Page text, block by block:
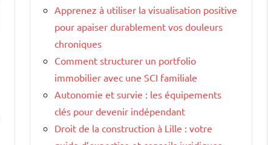
Apprenez à utiliser la visualisation positive
pour apaiser durablement vos douleurs
chroniques
Comment structurer un portfolio
immobilier avec une SCI familiale
Autonomie et survie : les équipements
clés pour devenir indépendant
Droit de la construction à Lille : votre